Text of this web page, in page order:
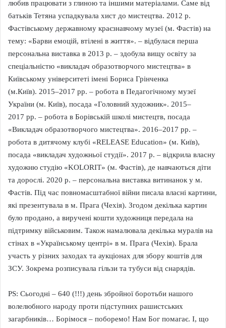
любив працювати з глиною та іншими матеріалами. Саме від
батьків Тетяна успадкувала хист до мистецтва. 2012 р.
Фастівському державному краєзнавчому музеї (м. Фастів) на
тему: «Барви емоцій, втілені в життя». – відбулася перша
персональна виставка в 2013 р. – здобула вищу освіту за
спеціальністю «викладач образотворчого мистецтва» в
Київському університеті імені Бориса Грінченка
(м.Київ). 2015–2017 рр. – робота в Педагогічному музеї
України (м. Київ), посада «Головний художник». 2015–
2017 рр. – робота в Борівській школі мистецтв, посада
«Викладач образотворчого мистецтва». 2016–2017 рр. –
робота в дитячому клубі «RELEASE Education» (м. Київ),
посада «викладач художньої студії». 2017 р. – відкрила власну
художню студію «KOLORIT» (м. Фастів), де навчаються діти
та дорослі. 2020 р. – персональна виставка витинанок у м.
Фастів. Під час повномасштабної війни писала власні картини,
які презентувала в м. Прага (Чехія). Згодом декілька картин
було продано, а виручені кошти художниця передала на
підтримку військовим. Також намалювала декілька муралів на
стінах в «Українському центрі» в м. Прага (Чехія). Брала
участь у різних заходах та аукціонах для збору коштів для
ЗСУ. Зокрема розписувала гільзи та тубуси від снарядів.
PS: Сьогодні – 640 (!!!) день збройної боротьби нашого
волелюбного народу проти підступних рашистських
загарбників… Борімося – поборемо! Нам Бог помагає. І, що